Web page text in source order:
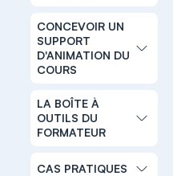
CONCEVOIR UN
SUPPORT
D'ANIMATION DU
COURS
LA BOÎTE À
OUTILS DU
FORMATEUR
CAS PRATIQUES